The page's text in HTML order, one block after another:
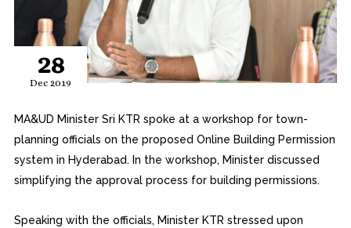
28
Dec 2019
MA&UD Minister Sri KTR spoke at a workshop for town-
planning officials on the proposed Online Building Permission
system in Hyderabad. In the workshop, Minister discussed
simplifying the approval process for building permissions.
Speaking with the officials, Minister KTR stressed upon